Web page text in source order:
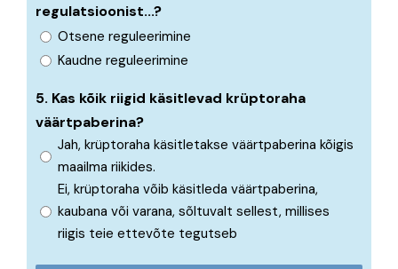
regulatsioonist...?
Otsene reguleerimine
Kaudne reguleerimine
5. Kas kõik riigid käsitlevad krüptoraha
väärtpaberina?
Jah, krüptoraha käsitletakse väärtpaberina kõigis
maailma riikides.
Ei, krüptoraha võib käsitleda väärtpaberina,
kaubana või varana, sõltuvalt sellest, millises
riigis teie ettevõte tegutseb